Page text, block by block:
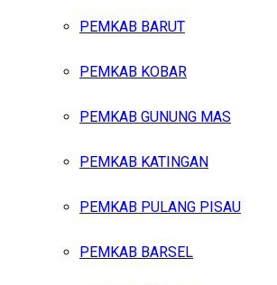
PEMKAB BARUT
PEMKAB KOBAR
PEMKAB GUNUNG MAS
PEMKAB KATINGAN
PEMKAB PULANG PISAU
PEMKAB BARSEL